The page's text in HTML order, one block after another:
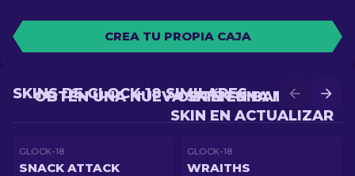
CREA TU PROPIA CAJA
OBTÉN UNA MEJOR
SKIN EN ACTUALIZAR
OBTÉN UNA NUEVA SKIN EN BATALLA
SKINS DE GLOCK-18 SIMILARES
GLOCK-18
SNACK ATTACK
GLOCK-18
WRAITHS